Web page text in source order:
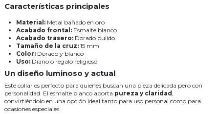
Características principales
Material: Metal bañado en oro
Acabado frontal: Esmalte blanco
Acabado trasero: Dorado pulido
Tamaño de la cruz: 15 mm
Color: Dorado y blanco
Uso: Diario o regalo religioso
Un diseño luminoso y actual
Este collar es perfecto para quienes buscan una pieza delicada pero con
personalidad. El esmalte blanco aporta pureza y claridad
convirtiéndolo en una opción ideal tanto para uso personal como para
ocasiones especiales.